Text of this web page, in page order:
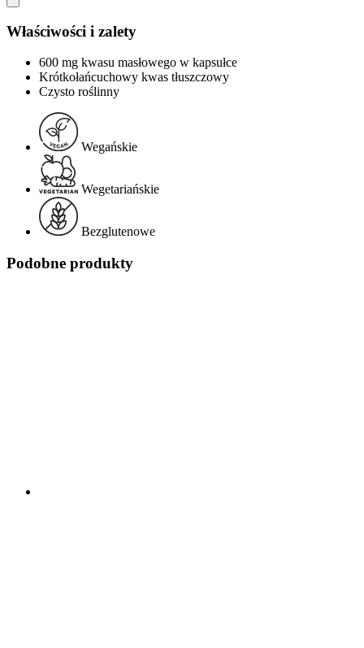
Właściwości i zalety
600 mg kwasu masłowego w kapsułce
Krótkołańcuchowy kwas tłuszczowy
Czysto roślinny
Wegańskie
Wegetariańskie
Bezglutenowe
Podobne produkty